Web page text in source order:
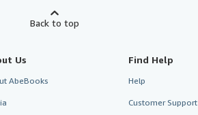
Back to top
Us
AbeBooks
Find Help
Help
Customer Support